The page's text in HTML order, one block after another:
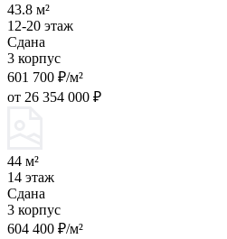
43.8 м²
12-20 этаж
Сдана
3 корпус
601 700 ₽/м²
от 26 354 000 ₽
44 м²
14 этаж
Сдана
3 корпус
604 400 ₽/м²